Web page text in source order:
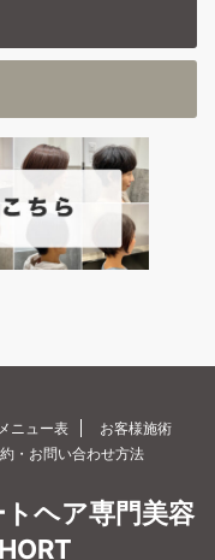
メニュー表
お客様施術
・お問い合わせ方法
ヘア専門美容